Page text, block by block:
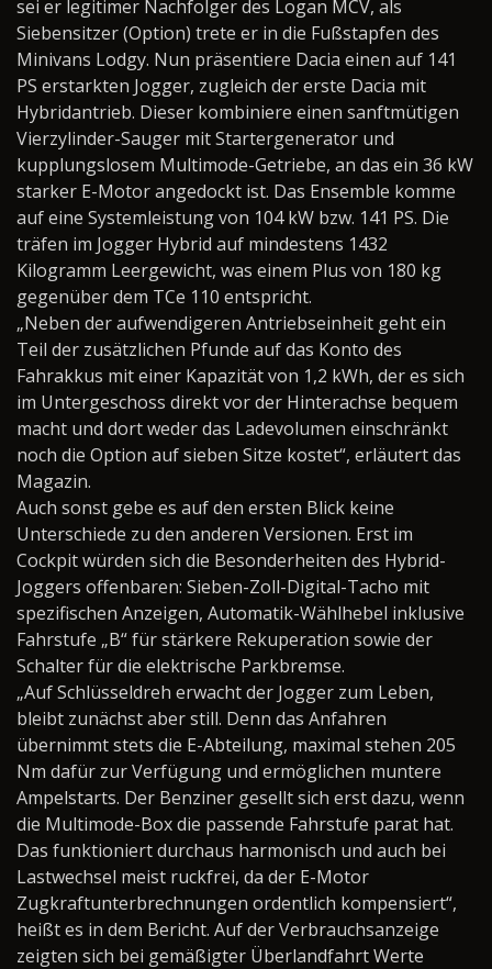
sei er legitimer Nachfolger des Logan MCV, als
Siebensitzer (Option) trete er in die Fußstapfen des
Minivans Lodgy. Nun präsentiere Dacia einen auf 141
PS erstarkten Jogger, zugleich der erste Dacia mit
Hybridantrieb. Dieser kombiniere einen sanftmütigen
Vierzylinder-Sauger mit Startergenerator und
kupplungslosem Multimode-Getriebe, an das ein 36 kW
starker E-Motor angedockt ist. Das Ensemble komme
auf eine Systemleistung von 104 kW bzw. 141 PS. Die
träfen im Jogger Hybrid auf mindestens 1432
Kilogramm Leergewicht, was einem Plus von 180 kg
gegenüber dem TCe 110 entspricht.
„Neben der aufwendigeren Antriebseinheit geht ein
Teil der zusätzlichen Pfunde auf das Konto des
Fahrakkus mit einer Kapazität von 1,2 kWh, der es sich
im Untergeschoss direkt vor der Hinterachse bequem
macht und dort weder das Ladevolumen einschränkt
noch die Option auf sieben Sitze kostet“, erläutert das
Magazin.
Auch sonst gebe es auf den ersten Blick keine
Unterschiede zu den anderen Versionen. Erst im
Cockpit würden sich die Besonderheiten des Hybrid-
Joggers offenbaren: Sieben-Zoll-Digital-Tacho mit
spezifischen Anzeigen, Automatik-Wählhebel inklusive
Fahrstufe „B“ für stärkere Rekuperation sowie der
Schalter für die elektrische Parkbremse.
„Auf Schlüsseldreh erwacht der Jogger zum Leben,
bleibt zunächst aber still. Denn das Anfahren
übernimmt stets die E-Abteilung, maximal stehen 205
Nm dafür zur Verfügung und ermöglichen muntere
Ampelstarts. Der Benziner gesellt sich erst dazu, wenn
die Multimode-Box die passende Fahrstufe parat hat.
Das funktioniert durchaus harmonisch und auch bei
Lastwechsel meist ruckfrei, da der E-Motor
Zugkraftunterbrechnungen ordentlich kompensiert“,
heißt es in dem Bericht. Auf der Verbrauchsanzeige
zeigten sich bei gemäßigter Überlandfahrt Werte